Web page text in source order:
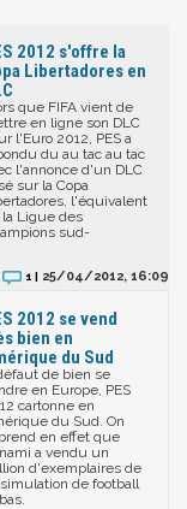
2012 s'offre la
Libertadores en
que FIFA vient de
en ligne son DLC
l'Euro 2012, PES a
du au tac au tac
l'annonce d'un DLC
sur la Copa
l'équivalent
Ligue des
sud-
1 | 25/04/2012, 16:09
2012 se vend
bien en
du Sud
de bien se
en Europe, PES
cartonne en
du Sud. On
en effet que
a vendu un
d'exemplaires de
de football